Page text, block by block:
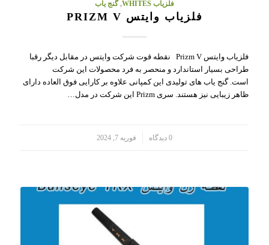
فلزیاب WHITES , گنج یاب
فلزیاب وایتس PRIZM V
فلزیاب وایتس Prizm V نقطه قوت شرکت وایتس در مقابل دیگر رقبا
طراحی بسیار استاندارد و منحصر به فرد محصولات این شرکت
است. گنج یاب های تولیدی این کمپانی علاوه بر کارایی فوق العاده دارای
ظاهر زیبایی نیز هستند. سری Prizm این شرکت در مدل…
0 دیدگاه فوریه 7, 2024